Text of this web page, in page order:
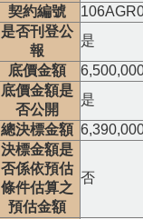
契約編號
是否刊登公
報
是
底價金額
底價金額是
否公開
是
總決標金額
決標金額是
否係依預估
條件估算之
預估金額
否